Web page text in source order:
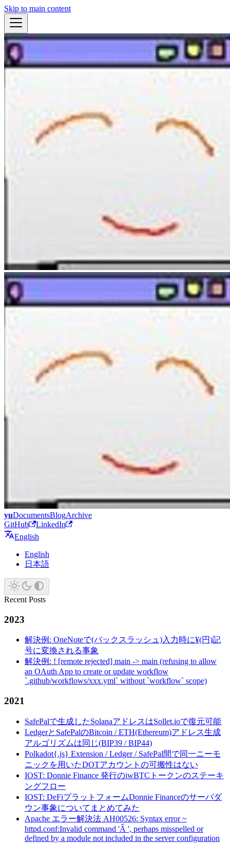
Skip to main content
yuDocumentsBlogArchive
GitHub
LinkedIn
English
English
日本語
Recent Posts
2023
解決例: OneNoteで(バックスラッシュ)入力時に¥(円)記
号に変換される事象
解決例: ! [remote rejected] main -> main (refusing to allow
an OAuth App to create or update workflow
`.github/workflows/xxx.yml` without `workflow` scope)
2021
SafePalで生成したSolanaアドレスはSollet.ioで復元可能
LedgerとSafePalのBitcoin / ETH(Ethereum)アドレス生成
アルゴリズムは同じ(BIP39 / BIP44)
Polkadot{.js} Extension / Ledger / SafePal間で同一ニーモ
ニックを用いたDOTアカウントの可搬性はない
IOST: Donnie Finance 発行のiwBTCトークンのステーキ
ングフロー
IOST: DeFiプラットフォームDonnie Financeのサーバダ
ウン事象についてまとめてみた
Apache エラー解決法 AH00526: Syntax error ~
httpd.conf:Invalid command 'Â ', perhaps misspelled or
defined by a module not included in the server configuration